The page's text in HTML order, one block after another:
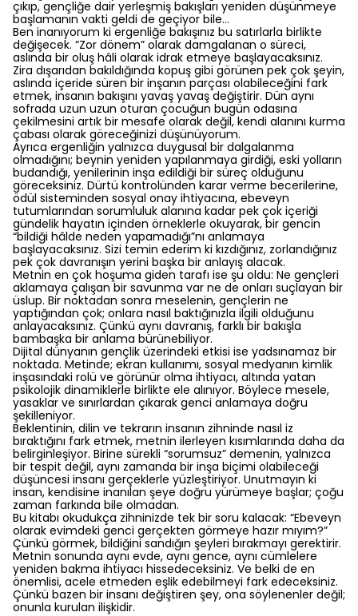
çıkıp, gençliğe dair yerleşmiş bakışları yeniden düşünmeye
başlamanın vakti geldi de geçiyor bile…
Ben inanıyorum ki ergenliğe bakışınız bu satırlarla birlikte
değişecek. “Zor dönem” olarak damgalanan o süreci,
aslında bir oluş hâli olarak idrak etmeye başlayacaksınız.
Zira dışarıdan bakıldığında kopuş gibi görünen pek çok şeyin,
aslında içeride süren bir inşanın parçası olabileceğini fark
etmek, insanın bakışını yavaş yavaş değiştirir. Dün aynı
sofrada uzun uzun oturan çocuğun bugün odasına
çekilmesini artık bir mesafe olarak değil, kendi alanını kurma
çabası olarak göreceğinizi düşünüyorum.
Ayrıca ergenliğin yalnızca duygusal bir dalgalanma
olmadığını; beynin yeniden yapılanmaya girdiği, eski yolların
budandığı, yenilerinin inşa edildiği bir süreç olduğunu
göreceksiniz. Dürtü kontrolünden karar verme becerilerine,
ödül sisteminden sosyal onay ihtiyacına, ebeveyn
tutumlarından sorumluluk alanına kadar pek çok içeriği
gündelik hayatın içinden örneklerle okuyarak, bir gencin
“bildiği hâlde neden yapamadığı”nı anlamaya
başlayacaksınız. Sizi temin ederim ki kızdığınız, zorlandığınız
pek çok davranışın yerini başka bir anlayış alacak.
Metnin en çok hoşuma giden tarafı ise şu oldu: Ne gençleri
aklamaya çalışan bir savunma var ne de onları suçlayan bir
üslup. Bir noktadan sonra meselenin, gençlerin ne
yaptığından çok; onlara nasıl baktığınızla ilgili olduğunu
anlayacaksınız. Çünkü aynı davranış, farklı bir bakışla
bambaşka bir anlama bürünebiliyor.
Dijital dünyanın gençlik üzerindeki etkisi ise yadsınamaz bir
noktada. Metinde; ekran kullanımı, sosyal medyanın kimlik
inşasındaki rolü ve görünür olma ihtiyacı, altında yatan
psikolojik dinamiklerle birlikte ele alınıyor. Böylece mesele,
yasaklar ve sınırlardan çıkarak genci anlamaya doğru
şekilleniyor.
Beklentinin, dilin ve tekrarın insanın zihninde nasıl iz
bıraktığını fark etmek, metnin ilerleyen kısımlarında daha da
belirginleşiyor. Birine sürekli “sorumsuz” demenin, yalnızca
bir tespit değil, aynı zamanda bir inşa biçimi olabileceği
düşüncesi insanı gerçeklerle yüzleştiriyor. Unutmayın ki
insan, kendisine inanılan şeye doğru yürümeye başlar; çoğu
zaman farkında bile olmadan.
Bu kitabı okudukça zihninizde tek bir soru kalacak: “Ebeveyn
olarak evimdeki genci gerçekten görmeye hazır mıyım?”
Çünkü görmek, bildiğini sandığın şeyleri bırakmayı gerektirir.
Metnin sonunda aynı evde, aynı gence, aynı cümlelere
yeniden bakma ihtiyacı hissedeceksiniz. Ve belki de en
önemlisi, acele etmeden eşlik edebilmeyi fark edeceksiniz.
Çünkü bazen bir insanı değiştiren şey, ona söylenenler değil;
onunla kurulan ilişkidir.